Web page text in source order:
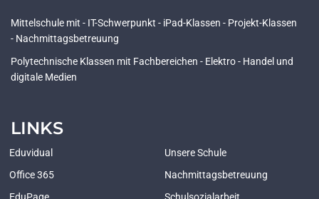
Mittelschule mit - IT-Schwerpunkt - iPad-Klassen - Projekt-Klassen
- Nachmittagsbetreuung
Polytechnische Klassen mit Fachbereichen - Elektro - Handel und
digitale Medien
LINKS
Eduvidual
Office 365
Unsere Schule
Nachmittagsbetreuung